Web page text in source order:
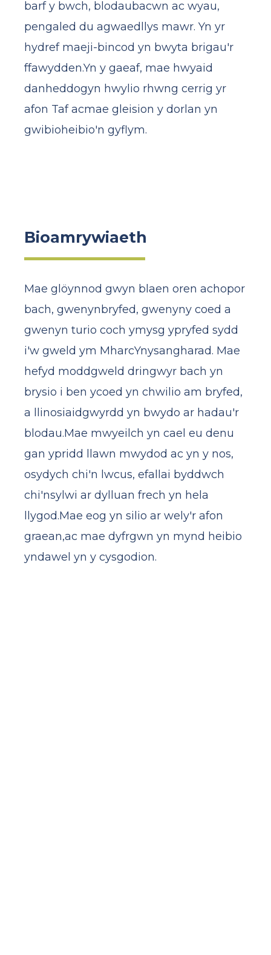
barf y bwch, blodaubacwn ac wyau,
pengaled du agwaedllys mawr. Yn yr
hydref maeji-bincod yn bwyta brigau'r
ffawydden.Yn y gaeaf, mae hwyaid
danheddogyn hwylio rhwng cerrig yr
afon Taf acmae gleision y dorlan yn
gwibioheibio'n gyflym.
Bioamrywiaeth
Mae glöynnod gwyn blaen oren achopor
bach, gwenynbryfed, gwenyny coed a
gwenyn turio coch ymysg ypryfed sydd
i'w gweld ym MharcYnysangharad. Mae
hefyd moddgweld dringwyr bach yn
brysio i ben ycoed yn chwilio am bryfed,
a llinosiaidgwyrdd yn bwydo ar hadau'r
blodau.Mae mwyeilch yn cael eu denu
gan ypridd llawn mwydod ac yn y nos,
osydych chi'n lwcus, efallai byddwch
chi'nsylwi ar dylluan frech yn hela
llygod.Mae eog yn silio ar wely'r afon
graean,ac mae dyfrgwn yn mynd heibio
yndawel yn y cysgodion.